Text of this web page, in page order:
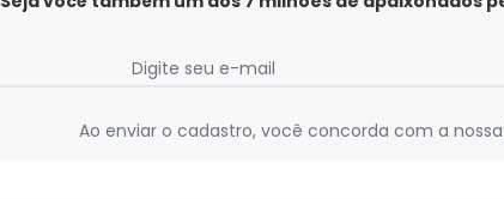
Digite seu e-mail
Ao enviar o cadastro, você concorda com a nossa